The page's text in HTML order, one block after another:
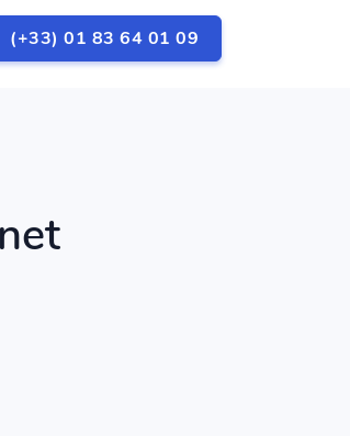
(+33) 01 83 64 01 09